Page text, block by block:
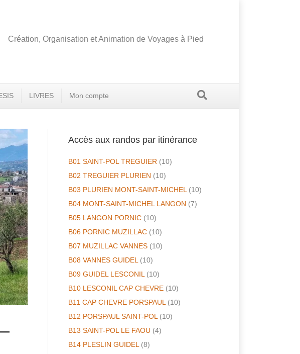
Création, Organisation et Animation de Voyages à Pied
LIVRES Mon compte
Accès aux randos par itinérance
B01 SAINT-POL TREGUIER (10)
B02 TREGUIER PLURIEN (10)
B03 PLURIEN MONT-SAINT-MICHEL (10)
B04 MONT-SAINT-MICHEL LANGON (7)
B05 LANGON PORNIC (10)
B06 PORNIC MUZILLAC (10)
B07 MUZILLAC VANNES (10)
B08 VANNES GUIDEL (10)
B09 GUIDEL LESCONIL (10)
B10 LESCONIL CAP CHEVRE (10)
B11 CAP CHEVRE PORSPAUL (10)
B12 PORSPAUL SAINT-POL (10)
B13 SAINT-POL LE FAOU (4)
B14 PLESLIN GUIDEL (8)